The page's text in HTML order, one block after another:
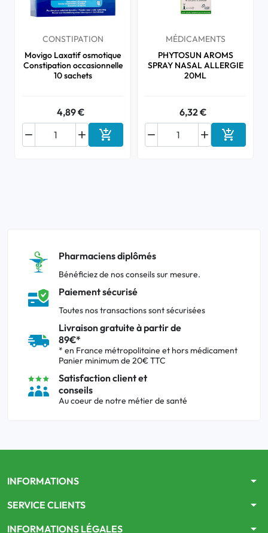
CONSTIPATION
Movigo Laxatif osmotique
Constipation occasionnelle
10 sachets
4,89 €

 Ajouter au panier
MÉDICAMENTS
PHYTOSUN AROMS
SPRAY NASAL ALLERGIE
20ML
6,32 €

 Ajouter
Pharmaciens diplômés
Bénéficiez de nos conseils sur mesure.
Paiement sécurisé
Toutes nos transactions sont sécurisées
Livraison gratuite à partir de
89€*
* en France métropolitaine et hors médicament
Panier minimum de 20€ TTC
Satisfaction client et
conseils
Au coeur de notre métier de santé
INFORMATIONS arrow_drop_down
SERVICE CLIENTS arrow_drop_down
INFORMATIONS LÉGALES arrow_drop_down